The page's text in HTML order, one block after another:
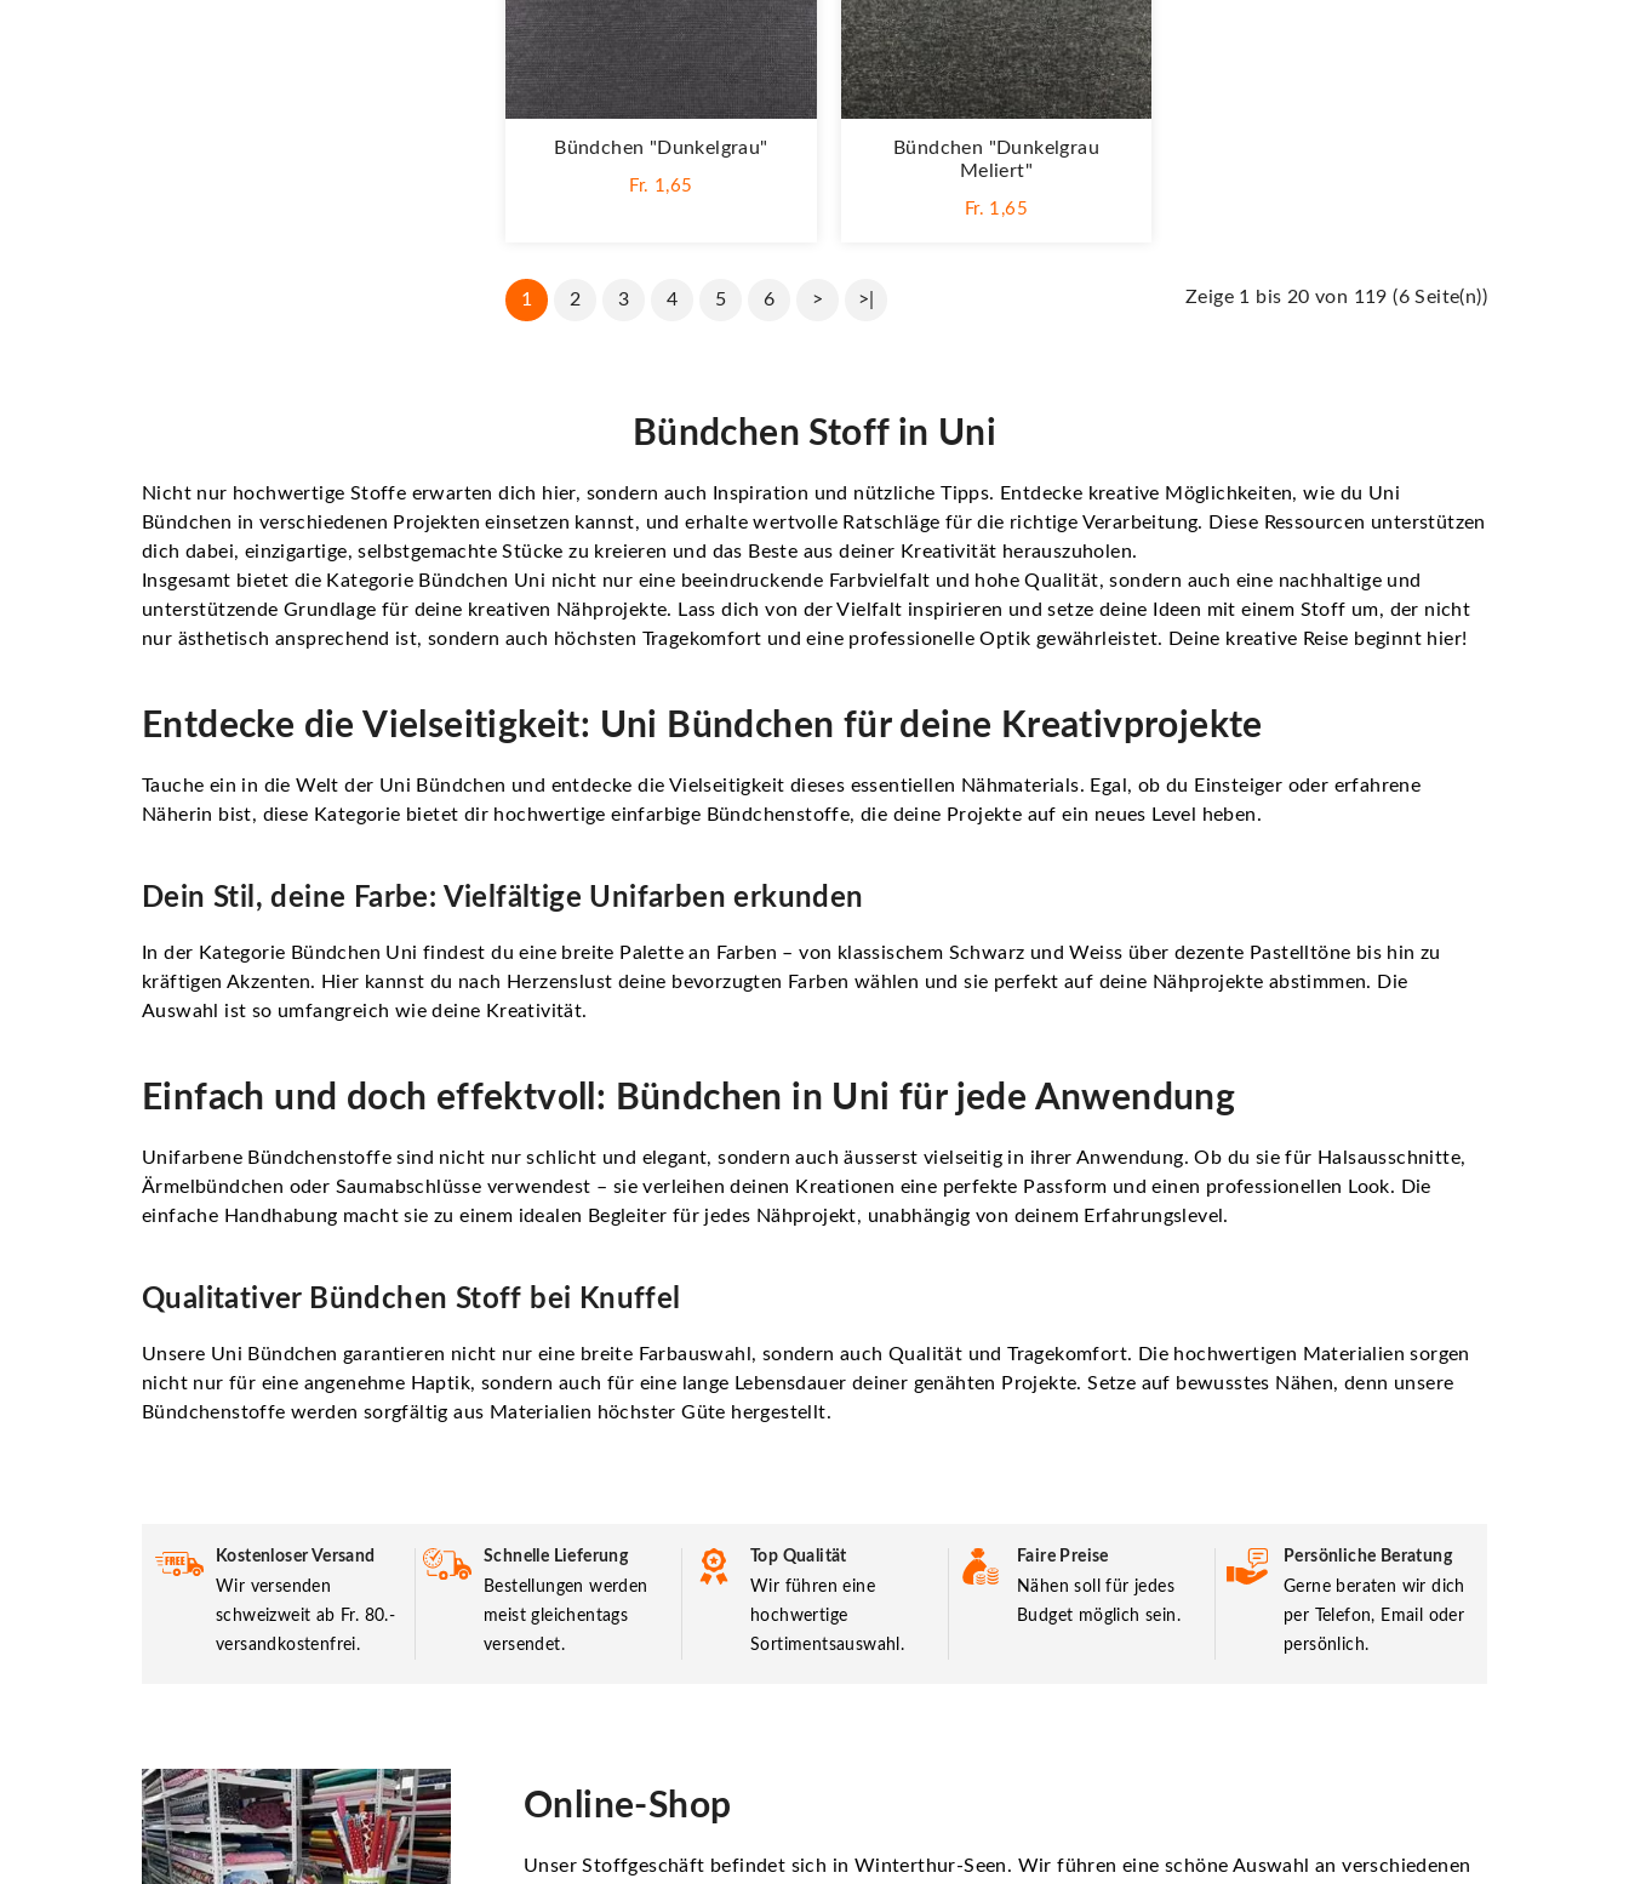
Bündchen "dunkelgrau"
Fr. 1,65
Bündchen "dunkelgrau
Meliert"
Fr. 1,65
1 2 3 4 5 6 > >| Zeige 1 bis 20 von 119 (6 Seite(n))
Bündchen Stoff in Uni
Nicht nur hochwertige Stoffe erwarten dich hier, sondern auch Inspiration und nützliche Tipps. Entdecke kreative Möglichkeiten, wie du Uni
Bündchen in verschiedenen Projekten einsetzen kannst, und erhalte wertvolle Ratschläge für die richtige Verarbeitung. Diese Ressourcen unterstützen
dich dabei, einzigartige, selbstgemachte Stücke zu kreieren und das Beste aus deiner Kreativität herauszuholen.
Insgesamt bietet die Kategorie Bündchen Uni nicht nur eine beeindruckende Farbvielfalt und hohe Qualität, sondern auch eine nachhaltige und
unterstützende Grundlage für deine kreativen Nähprojekte. Lass dich von der Vielfalt inspirieren und setze deine Ideen mit einem Stoff um, der nicht
nur ästhetisch ansprechend ist, sondern auch höchsten Tragekomfort und eine professionelle Optik gewährleistet. Deine kreative Reise beginnt hier!
Entdecke die Vielseitigkeit: Uni Bündchen für deine Kreativprojekte
Tauche ein in die Welt der Uni Bündchen und entdecke die Vielseitigkeit dieses essentiellen Nähmaterials. Egal, ob du Einsteiger oder erfahrene
Näherin bist, diese Kategorie bietet dir hochwertige einfarbige Bündchenstoffe, die deine Projekte auf ein neues Level heben.
Dein Stil, deine Farbe: Vielfältige Unifarben erkunden
In der Kategorie Bündchen Uni findest du eine breite Palette an Farben – von klassischem Schwarz und Weiss über dezente Pastelltöne bis hin zu
kräftigen Akzenten. Hier kannst du nach Herzenslust deine bevorzugten Farben wählen und sie perfekt auf deine Nähprojekte abstimmen. Die
Auswahl ist so umfangreich wie deine Kreativität.
Einfach und doch effektvoll: Bündchen in Uni für jede Anwendung
Unifarbene Bündchenstoffe sind nicht nur schlicht und elegant, sondern auch äusserst vielseitig in ihrer Anwendung. Ob du sie für Halsausschnitte,
Ärmelbündchen oder Saumabschlüsse verwendest – sie verleihen deinen Kreationen eine perfekte Passform und einen professionellen Look. Die
einfache Handhabung macht sie zu einem idealen Begleiter für jedes Nähprojekt, unabhängig von deinem Erfahrungslevel.
Qualitativer Bündchen Stoff bei Knuffel
Unsere Uni Bündchen garantieren nicht nur eine breite Farbauswahl, sondern auch Qualität und Tragekomfort. Die hochwertigen Materialien sorgen
nicht nur für eine angenehme Haptik, sondern auch für eine lange Lebensdauer deiner genähten Projekte. Setze auf bewusstes Nähen, denn unsere
Bündchenstoffe werden sorgfältig aus Materialien höchster Güte hergestellt.
Kostenloser Versand
Wir versenden
schweizweit ab Fr. 80.-
versandkostenfrei.
Schnelle Lieferung
Bestellungen werden
meist gleichentags
versendet.
Top Qualität
Wir führen eine
hochwertige
Sortimentsauswahl.
Faire Preise
Nähen soll für jedes
Budget möglich sein.
Persönliche Beratung
Gerne beraten wir dich
per Telefon, Email oder
persönlich.
Online-Shop
Unser Stoffgeschäft befindet sich in Winterthur-Seen. Wir führen eine schöne Auswahl an verschiedenen